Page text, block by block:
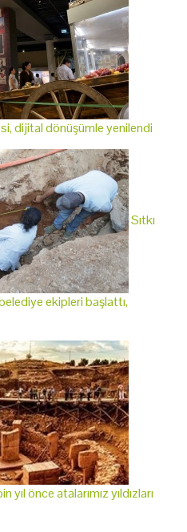
dijital dönüşümle yenilendi
Sıtkı
ekipleri başlattı,
önce atalarımız yıldızları